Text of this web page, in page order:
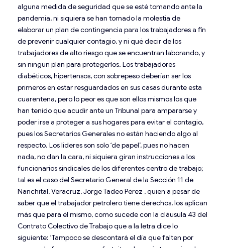
alguna medida de seguridad que se esté tomando ante la
pandemia, ni siquiera se han tomado la molestia de
elaborar un plan de contingencia para los trabajadores a fin
de prevenir cualquier contagio, y ni qué decir de los
trabajadores de alto riesgo que se encuentran laborando, y
sin ningún plan para protegerlos. Los trabajadores
diabéticos, hipertensos, con sobrepeso deberían ser los
primeros en estar resguardados en sus casas durante esta
cuarentena, pero lo peor es que son ellos mismos los que
han tenido que acudir ante un Tribunal para ampararse y
poder irse a proteger a sus hogares para evitar el contagio,
pues los Secretarios Generales no están haciendo algo al
respecto. Los líderes son solo ‘de papel’, pues no hacen
nada, no dan la cara, ni siquiera giran instrucciones a los
funcionarios sindicales de los diferentes centro de trabajo;
tal es el caso del Secretario General de la Sección 11 de
Nanchital, Veracruz, Jorge Tadeo Pérez , quien a pesar de
saber que el trabajador petrolero tiene derechos, los aplican
más que para él mismo, como sucede con la cláusula 43 del
Contrato Colectivo de Trabajo que a la letra dice lo
siguiente: ‘Tampoco se descontará el día que falten por